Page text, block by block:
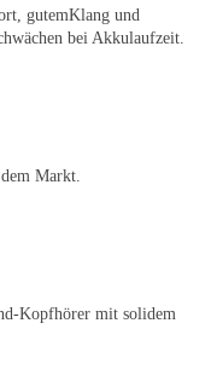
gutemKlang und
bei Akkulaufzeit.
Markt.
Kopfhörer mit solidem